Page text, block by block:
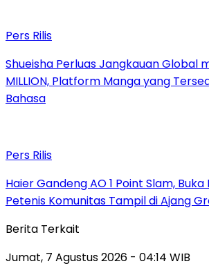
Pers Rilis
Shueisha Perluas Jangkauan Global
MILLION, Platform Manga yang
Bahasa
Pers Rilis
Haier Gandeng AO 1 Point Slam,
Petenis Komunitas Tampil di Ajang
Berita Terkait
Jumat, 7 Agustus 2026 - 04:14 WIB